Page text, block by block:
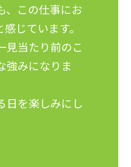
、この仕事にお
じています。
見当たり前のこ
強みになりま
日を楽しみにし